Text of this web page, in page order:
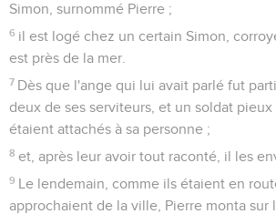
Simon, surnommé Pierre ;
6 il est logé chez un certain Simon,
est près de la mer.
7 Dès que l'ange qui lui avait parlé fut
deux de ses serviteurs, et un soldat
étaient attachés à sa personne ;
8 et, après leur avoir tout raconté, il les
9 Le lendemain, comme ils étaient en
approchaient de la ville, Pierre monta sur